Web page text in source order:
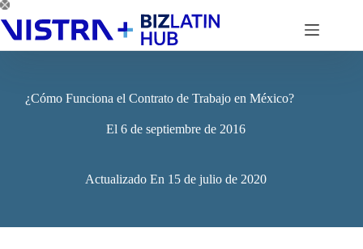
Saltar
al
contenido
¿Cómo Funciona el Contrato de Trabajo en México?
El 6 de septiembre de 2016
Actualizado En 15 de julio de 2020